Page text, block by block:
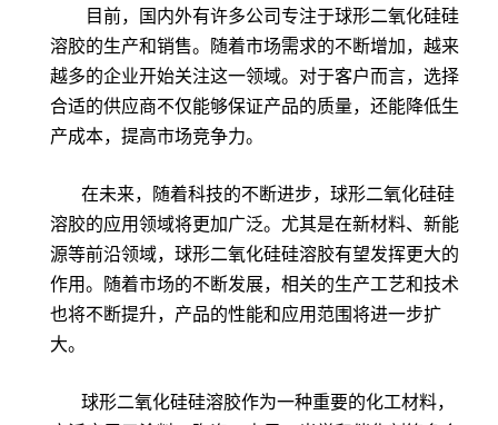
目前，国内外有许多公司专注于球形二氧化硅硅
溶胶的生产和销售。随着市场需求的不断增加，越来
越多的企业开始关注这一领域。对于客户而言，选择
合适的供应商不仅能够保证产品的质量，还能降低生
产成本，提高市场竞争力。
在未来，随着科技的不断进步，球形二氧化硅硅
溶胶的应用领域将更加广泛。尤其是在新材料、新能
源等前沿领域，球形二氧化硅硅溶胶有望发挥更大的
作用。随着市场的不断发展，相关的生产工艺和技术
也将不断提升，产品的性能和应用范围将进一步扩
大。
球形二氧化硅硅溶胶作为一种重要的化工材料，